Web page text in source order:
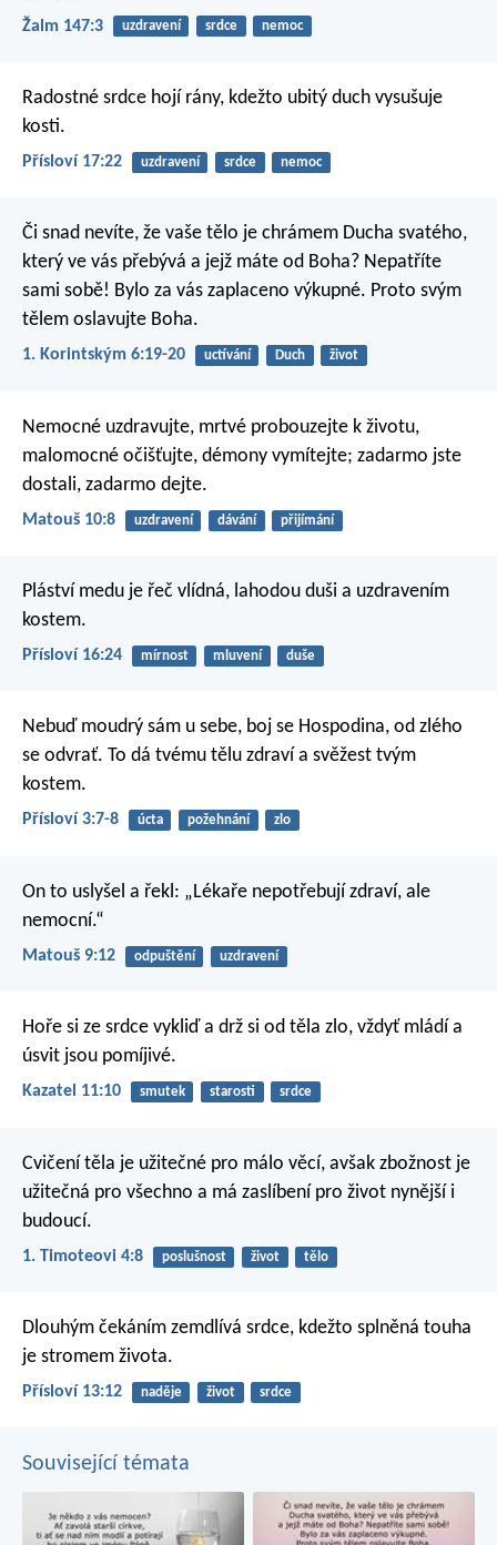
Žalm 147:3 uzdravení srdce nemoc
Radostné srdce hojí rány, kdežto ubitý duch vysušuje
kosti.
Přísloví 17:22 uzdravení srdce nemoc
Či snad nevíte, že vaše tělo je chrámem Ducha svatého,
který ve vás přebývá a jejž máte od Boha? Nepatříte
sami sobě! Bylo za vás zaplaceno výkupné. Proto svým
tělem oslavujte Boha.
1. Korintským 6:19-20 uctívání Duch život
Nemocné uzdravujte, mrtvé probouzejte k životu,
malomocné očišťujte, démony vymítejte; zadarmo jste
dostali, zadarmo dejte.
Matouš 10:8 uzdravení dávání přijímání
Pláství medu je řeč vlídná, lahodou duši a uzdravením
kostem.
Přísloví 16:24 mírnost mluvení duše
Nebuď moudrý sám u sebe, boj se Hospodina, od zlého
se odvrať. To dá tvému tělu zdraví a svěžest tvým
kostem.
Přísloví 3:7-8 úcta požehnání zlo
On to uslyšel a řekl: „Lékaře nepotřebují zdraví, ale
nemocní.“
Matouš 9:12 odpuštění uzdravení
Hoře si ze srdce vykliďa drž si od těla zlo, vždyť mládí a
úsvit jsou pomíjivé.
Kazatel 11:10 smutek starosti srdce
Cvičení těla je užitečné pro málo věcí, avšak zbožnost je
užitečná pro všechno a má zaslíbení pro život nynější i
budoucí.
1. Timoteovi 4:8 poslušnost život tělo
Dlouhým čekáním zemdlívá srdce, kdežto splněná touha
je stromem života.
Přísloví 13:12 naděje život srdce
Související témata